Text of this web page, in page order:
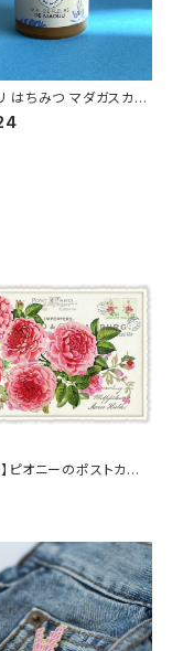
はちみつ マダガスカル
カンパニー・デュ・ミエ
DU MIEL 非
】ピオニーのポストカー
ダイカット加工 ■輸入
ード■ pink peony